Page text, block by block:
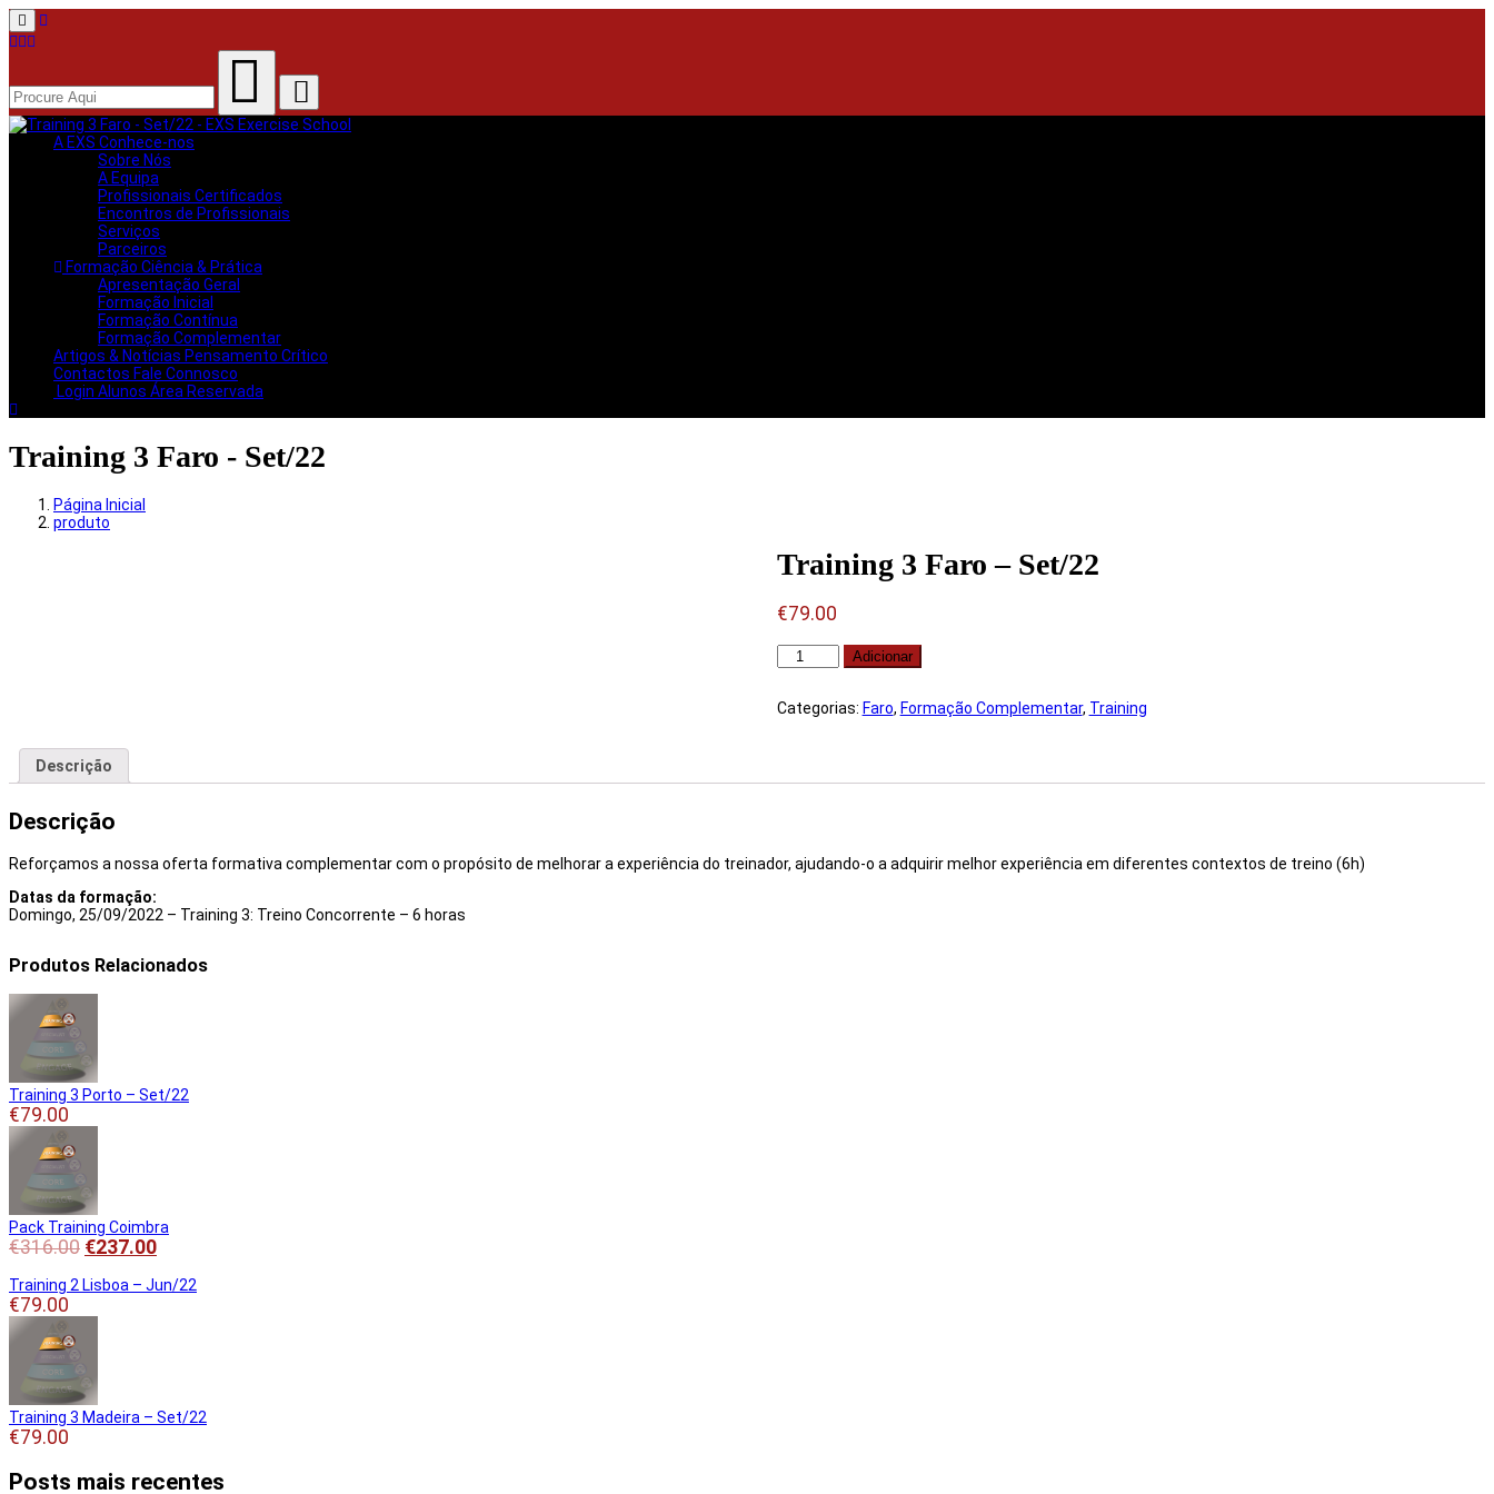
Menu
A EXS Conhece-nos
Sobre Nós
A Equipa
Profissionais Certificados
Encontros de Profissionais
Serviços
Parceiros
Formação Ciência & Prática
Apresentação Geral
Formação Inicial
Formação Contínua
Formação Complementar
Artigos & Notícias Pensamento Crítico
Contactos Fale Connosco
Login Alunos Área Reservada
Training 3 Faro - Set/22
Página Inicial
produto
Training 3 Faro – Set/22
€79.00
Quantidade
de
3
Adicionar
Categorias: Faro, Formação Complementar, Training
Descrição
Descrição
Reforçamos a nossa oferta formativa complementar com o propósito de melhorar a experiência do treinador, ajudando-o a adquirir melhor experiência em diferentes contextos de treino (6h)
Datas da formação:
Domingo, 25/09/2022 – Training 3: Treino Concorrente – 6 horas
Produtos Relacionados
Training 3 Porto – Set/22
€79.00
Pack Training Coimbra
€316.00 €237.00
Training 2 Lisboa – Jun/22
€79.00
Training 3 Madeira – Set/22
€79.00
Posts mais recentes